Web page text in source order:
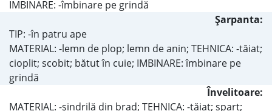
IMBINARE: -îmbinare pe grindă
Şarpanta:
TIP: -în patru ape
MATERIAL: -lemn de plop; lemn de anin; TEHNICA: -tăiat;
cioplit; scobit; bătut în cuie; IMBINARE: îmbinare pe
grindă
Învelitoare:
MATERIAL: -şindrilă din brad; TEHNICA: -tăiat; spart;